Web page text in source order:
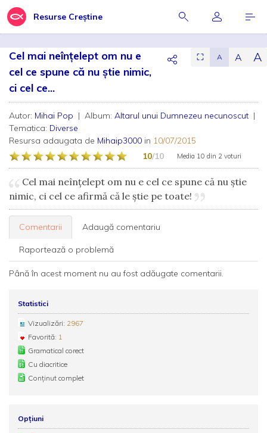
Resurse Creștine
Cel mai neînțelept om nu e
cel ce spune că nu știe nimic,
ci cel ce...
⛶ A A A
Autor: Mihai Pop | Album: Altarul unui Dumnezeu necunoscut |
Tematica: Diverse
Resursa adaugata de Mihaip3000 in 10/07/2015
10/10 Media 10 din 2 voturi
Cel mai neînțelept om nu e cel ce spune că nu știe
nimic, ci cel ce afirmă că le știe pe toate!
Comentarii Adaugă comentariu
Raportează o problemă
Până în acest moment nu au fost adăugate comentarii.
Statistici
Vizualizări: 2967
Favorită: 1
Gramatical corect
Cu diacritice
Conținut complet
Opțiuni